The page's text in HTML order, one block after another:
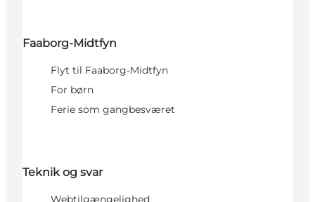
Faaborg-Midtfyn
Flyt til Faaborg-Midtfyn
For børn
Ferie som gangbesværet
Teknik og svar
Webtilgængelighed